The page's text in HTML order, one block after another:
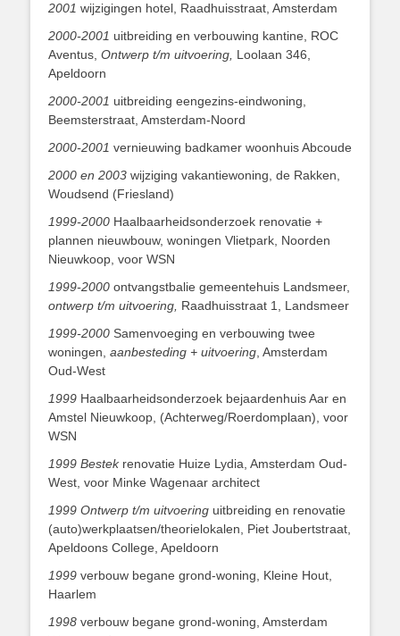
2001 wijzigingen hotel, Raadhuisstraat, Amsterdam
2000-2001 uitbreiding en verbouwing kantine, ROC
Aventus, Ontwerp t/m uitvoering, Loolaan 346,
Apeldoorn
2000-2001 uitbreiding eengezins-eindwoning,
Beemsterstraat, Amsterdam-Noord
2000-2001 vernieuwing badkamer woonhuis Abcoude
2000 en 2003 wijziging vakantiewoning, de Rakken,
Woudsend (Friesland)
1999-2000 Haalbaarheidsonderzoek renovatie +
plannen nieuwbouw, woningen Vlietpark, Noorden
Nieuwkoop, voor WSN
1999-2000 ontvangstbalie gemeentehuis Landsmeer,
ontwerp t/m uitvoering, Raadhuisstraat 1, Landsmeer
1999-2000 Samenvoeging en verbouwing twee
woningen, aanbesteding + uitvoering, Amsterdam
Oud-West
1999 Haalbaarheidsonderzoek bejaardenhuis Aar en
Amstel Nieuwkoop, (Achterweg/Roerdomplaan), voor
WSN
1999 Bestekrenovatie Huize Lydia, Amsterdam Oud-
West, voor Minke Wagenaar architect
1999 Ontwerp t/m uitvoering uitbreiding en renovatie
(auto)werkplaatsen/theorielokalen, Piet Joubertstraat,
Apeldoons College, Apeldoorn
1999 verbouw begane grond-woning, Kleine Hout,
Haarlem
1998 verbouw begane grond-woning, Amsterdam